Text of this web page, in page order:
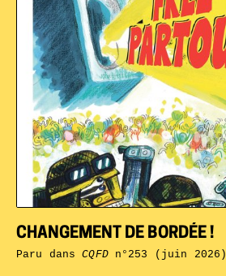
CHANGEMENT DE BORDÉE !
Paru dansCQFDn°253 (juin 2026)